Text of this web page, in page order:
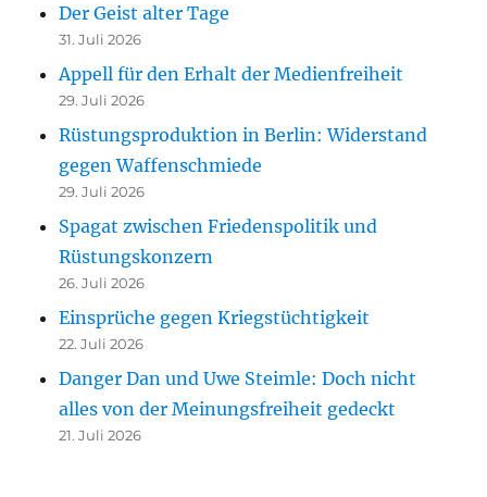
Der Geist alter Tage
31. Juli 2026
Appell für den Erhalt der Medienfreiheit
29. Juli 2026
Rüstungsproduktion in Berlin: Widerstand
gegen Waffenschmiede
29. Juli 2026
Spagat zwischen Friedenspolitik und
Rüstungskonzern
26. Juli 2026
Einsprüche gegen Kriegstüchtigkeit
22. Juli 2026
Danger Dan und Uwe Steimle: Doch nicht
alles von der Meinungsfreiheit gedeckt
21. Juli 2026